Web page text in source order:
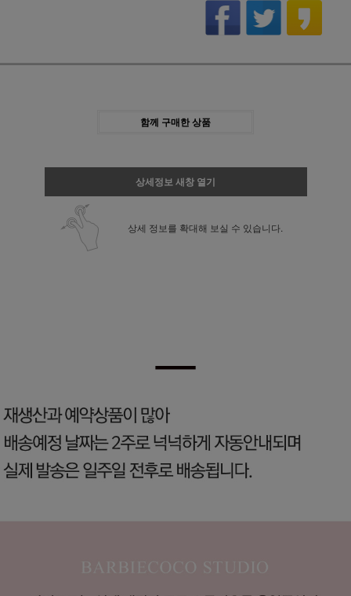
함께 구매한 상품
상세정보 새창 열기
상세 정보를 확대해 보실 수 있습니다.